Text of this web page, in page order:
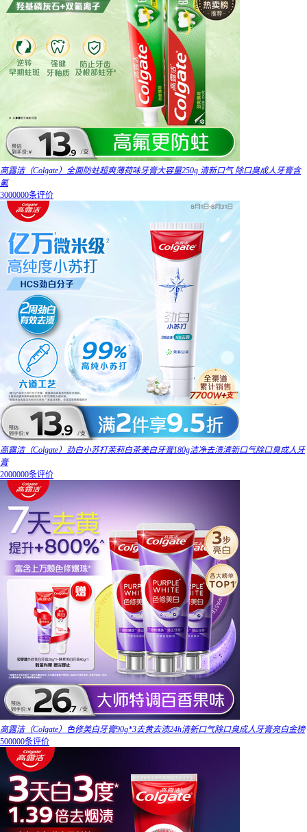
高露洁（Colgate）全面防蛀超爽薄荷味牙膏大容量250g 清新口气 除口臭成人牙膏含
氟
3000000条评价
高露洁（Colgate）劲白小苏打茉莉白茶美白牙膏180g洁净去渍清新口气除口臭成人牙
膏
2000000条评价
高露洁（Colgate）色修美白牙膏90g*3去黄去渍24h清新口气除口臭成人牙膏亮白金榜
500000条评价